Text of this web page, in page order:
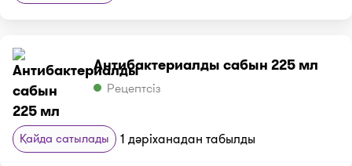
Антибактериалды сабын 225 мл
Рецептсіз
Қайда сатылады 1 дәріханадан табылды